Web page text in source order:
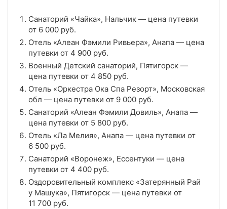
Рейтинг 4.8
Отзывы 17 отзывов
Санаторий «Горный родник», Нальчик
Цена в сутки от 7 800руб.
Рейтинг 3.5
Отзывы 8 отзывов
Санаторий «Синдика», Нальчик
Цена в сутки 6 103
Рейтинг 4.1
Санаторий «Чайка», Нальчик — цена путевки
от 6 000 руб.
Отель «Алеан Фэмили Ривьера», Анапа — цена
путевки от 4 900 руб.
Военный Детский санаторий, Пятигорск —
цена путевки от 4 850 руб.
Отель «Оркестра Ока Спа Резорт», Московская
обл — цена путевки от 9 000 руб.
Санаторий «Алеан Фэмили Довиль», Анапа —
цена путевки от 5 800 руб.
Отель «Ла Мелия», Анапа — цена путевки от
6 500 руб.
Санаторий «Воронеж», Ессентуки — цена
путевки от 4 400 руб.
Оздоровительный комплекс «Затерянный Рай
у Машука», Пятигорск — цена путевки от
11 700 руб.